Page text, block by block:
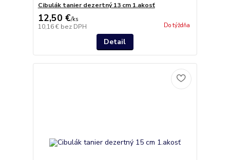
Cibulák tanier dezertný 13 cm 1.akosť
12,50 €/ks
10,16 € bez DPH Do týždňa
Detail